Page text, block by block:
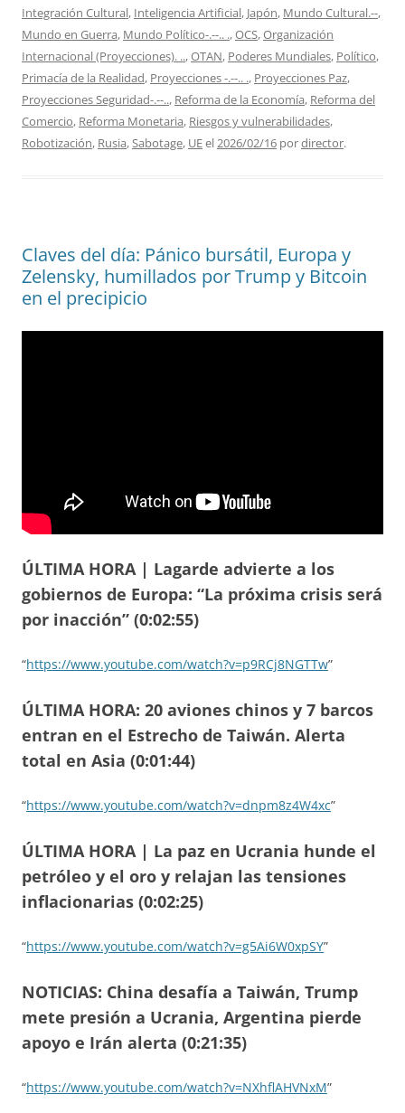
Integración Cultural, Inteligencia Artificial, Japón, Mundo Cultural.--,
Mundo en Guerra, Mundo Político-.--.. .,OCS,Organización
Internacional (Proyecciones). ..,OTAN, Poderes Mundiales, Político,
Primacía de la Realidad, Proyecciones -.--.. ., Proyecciones Paz,
Proyecciones Seguridad-.--.., Reforma de la Economía, Reforma del
Comercio, Reforma Monetaria, Riesgos y vulnerabilidades,
Robotización, Rusia,Sabotage, UEel2026/02/16 pordirector.
Claves del día: Pánico bursátil, Europa y
Zelensky, humillados por Trump y Bitcoin
en el precipicio
ÚLTIMA HORA | Lagarde advierte a los
gobiernos de Europa: “La próxima crisis será
por inacción” (0:02:55)
“https://www.youtube.com/watch?v=p9RCj8NGTTw”
ÚLTIMA HORA: 20 aviones chinos y 7 barcos
entran en el Estrecho de Taiwán. Alerta
total en Asia (0:01:44)
“https://www.youtube.com/watch?v=dnpm8z4W4xc”
ÚLTIMA HORA | La paz en Ucrania hunde el
petróleo y el oro y relajan las tensiones
inflacionarias (0:02:25)
“https://www.youtube.com/watch?v=g5Ai6W0xpSY”
NOTICIAS: China desafía a Taiwán, Trump
mete presión a Ucrania, Argentina pierde
apoyo e Irán alerta (0:21:35)
“https://www.youtube.com/watch?v=NXhflAHVNxM”